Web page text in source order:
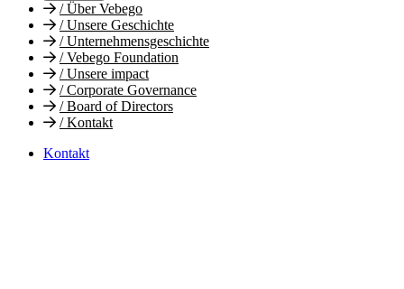
/Über Vebego
/Unsere Geschichte
/Unternehmensgeschichte
/Vebego Foundation
/Unsere impact
/Corporate Governance
/Board of Directors
/Kontakt
Kontakt